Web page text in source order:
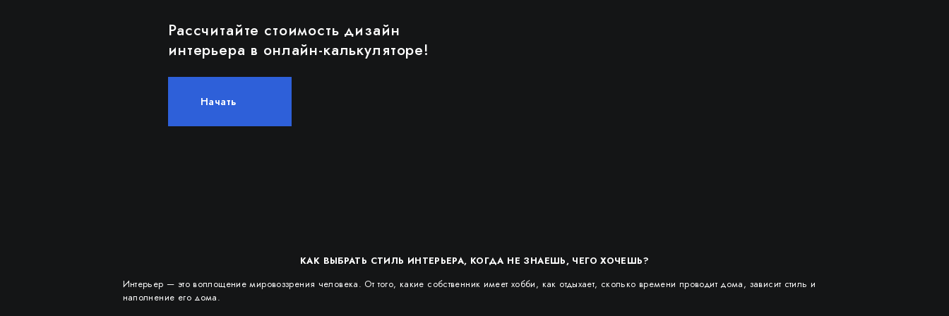
Рассчитайте стоимость дизайн
интерьера в онлайн-калькуляторе!
Начать
КАК ВЫБРАТЬ СТИЛЬ ИНТЕРЬЕРА, КОГДА НЕ ЗНАЕШЬ, ЧЕГО ХОЧЕШЬ?
Интерьер — это воплощение мировоззрения человека. От того, какие собственник имеет хобби, как отдыхает, сколько времени проводит дома, зависит стиль и
наполнение его дома.